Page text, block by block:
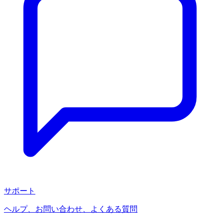
サポート
ヘルプ、お問い合わせ、よくある質問